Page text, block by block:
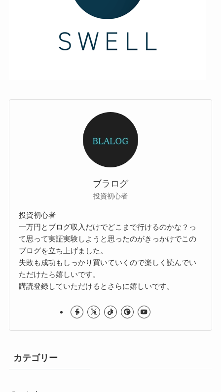
ブラログ
投資初心者
投資初心者
一万円とブログ収入だけでどこまで行けるのかな？っ
て思って実証実験しようと思ったのがきっかけでこの
ブログを立ち上げました。
失敗も成功もしっかり買いていくので楽しく読んでい
ただけたら嬉しいです。
購読登録していただけるとさらに嬉しいです。
カテゴリー